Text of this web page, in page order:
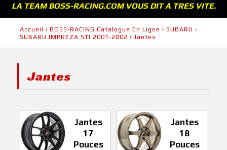
LA TEAM BOSS-RACING.COM VOUS DIT A TRES VITE.
Accueil › BOSS-RACING Catalogue En Ligne › SUBARU ›
SUBARU IMPREZA STI 2001-2002 › Jantes
Jantes
Jantes
17
Pouces
Jantes
18
Pouces